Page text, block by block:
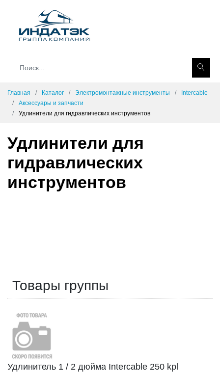
Главная Каталог Электромонтажные инструменты
Intercable
Аксессуары и запчасти
Удлинители для гидравлических инструментов
Удлинители для
гидравлических
инструментов
Товары группы
Удлинитель 1 / 2 дюйма Intercable 250 kpl